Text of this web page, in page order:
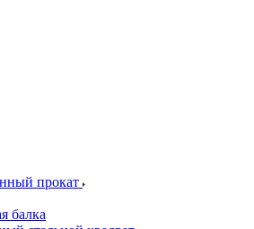
прокат
балка